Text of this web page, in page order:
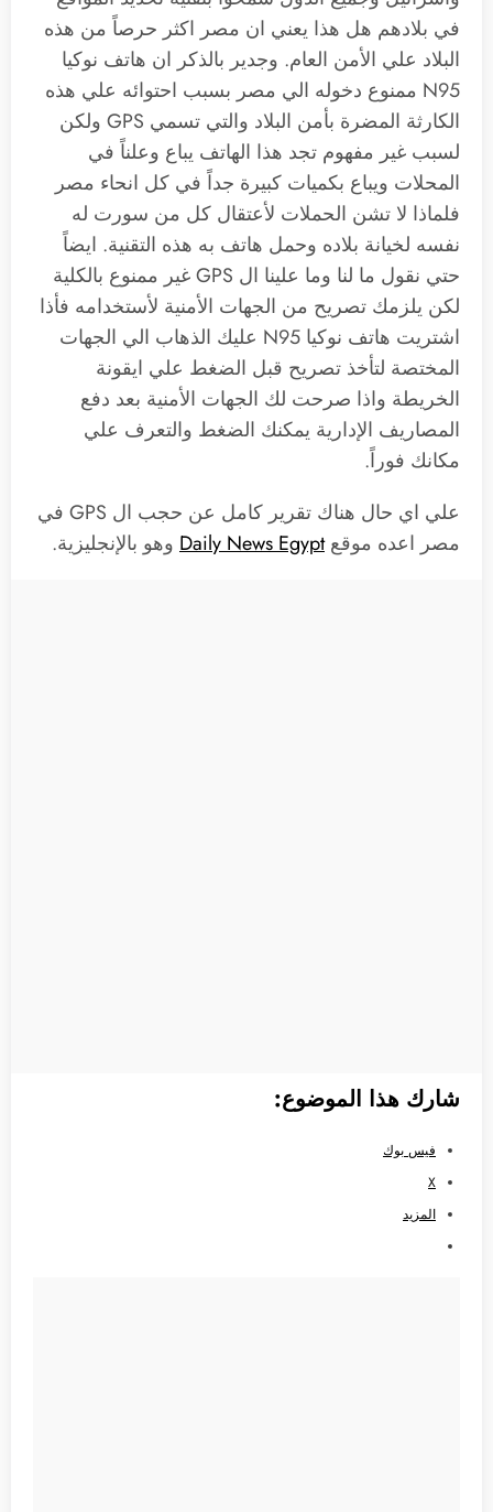
في بلادهم هل هذا يعني ان مصر اكثر حرصاً من هذه
البلاد علي الأمن العام. وجدير بالذكر ان هاتف نوكيا
N95 ممنوع دخوله الي مصر بسبب احتوائه علي هذه
الكارثة المضرة بأمن البلاد والتي تسمي GPS ولكن
لسبب غير مفهوم تجد هذا الهاتف يباع وعلناً في
المحلات ويباع بكميات كبيرة جداً في كل انحاء مصر
فلماذا لا تشن الحملات لأعتقال كل من سورت له
نفسه لخيانة بلاده وحمل هاتف به هذه التقنية. ايضاً
حتي نقول ما لنا وما علينا ال GPS غير ممنوع بالكلية
لكن يلزمك تصريح من الجهات الأمنية لأستخدامه فأذا
اشتريت هاتف نوكيا N95 عليك الذهاب الي الجهات
المختصة لتأخذ تصريح قبل الضغط علي ايقونة
الخريطة واذا صرحت لك الجهات الأمنية بعد دفع
المصاريف الإدارية يمكنك الضغط والتعرف علي
مكانك فوراً.
علي اي حال هناك تقرير كامل عن حجب ال GPS في
مصر اعده موقعDaily News Egypt وهو بالإنجليزية.
شارك هذا الموضوع:
فيس بوك
X
المزيد